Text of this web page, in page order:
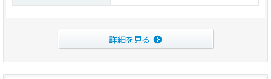
詳細を見る